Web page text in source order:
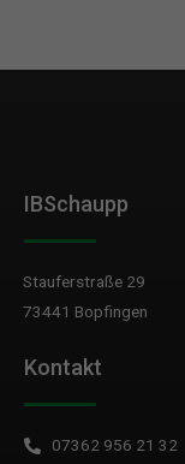
IBSchaupp
Stauferstraße 29
73441 Bopfingen
Kontakt
07362 956 21 32